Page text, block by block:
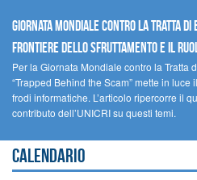
GIORNATA MONDIALE CONTRO LA TRATTA
FRONTIERE DELLO SFRUTTAMENTO E IL
Per la Giornata Mondiale contro la Tratta
“Trapped Behind the Scam” mette in
frodi informatiche. L’articolo ripercorre il
contributo dell’UNICRI su questi temi.
Calendario